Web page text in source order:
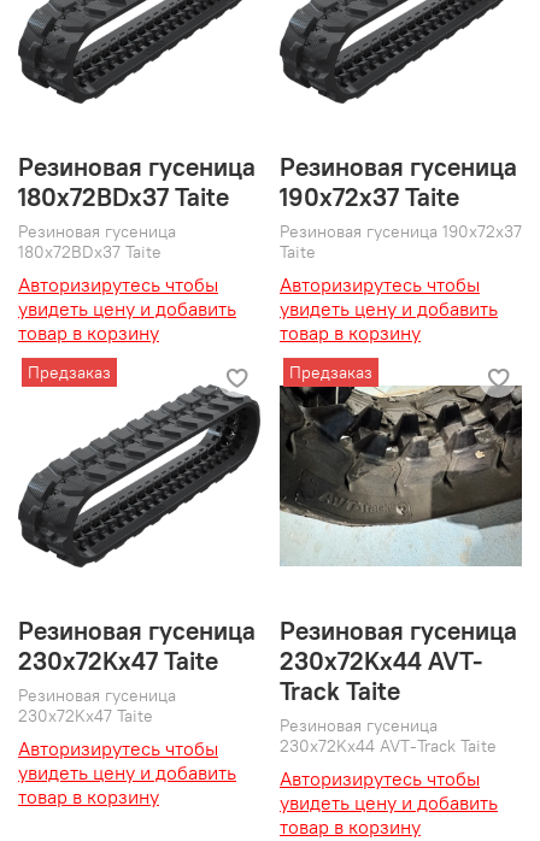
Резиновая гусеница
180x72BDx37 Taite
Резиновая гусеница
180x72BDx37 Taite
Авторизирутесь чтобы
увидеть цену и добавить
товар в корзину
Резиновая гусеница
190x72x37 Taite
Резиновая гусеница 190x72x37
Taite
Авторизирутесь чтобы
увидеть цену и добавить
товар в корзину
Предзаказ
Резиновая гусеница
230x72Kx47 Taite
Резиновая гусеница
230x72Kx47 Taite
Авторизирутесь чтобы
увидеть цену и добавить
товар в корзину
Предзаказ
Резиновая гусеница
230x72Kx44 AVT-
Track Taite
Резиновая гусеница
230x72Kx44 AVT-Track Taite
Авторизирутесь чтобы
увидеть цену и добавить
товар в корзину